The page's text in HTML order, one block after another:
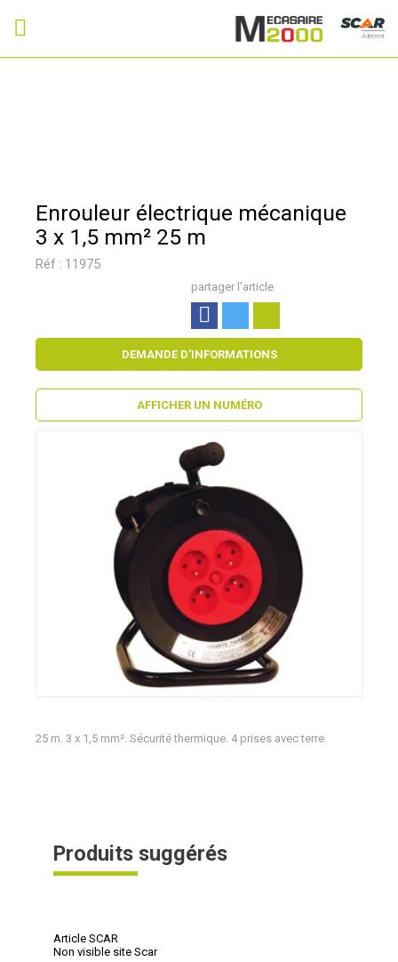
Adhérent
Enrouleur électrique mécanique
3 x 1,5 mm² 25 m
Réf : 11975
partager l'article
25 m. 3 x 1,5 mm². Sécurité thermique. 4 prises avec terre.
DEMANDE D'INFORMATIONS
AFFICHER UN NUMÉRO
Produits suggérés
Article SCAR
Non visible site Scar